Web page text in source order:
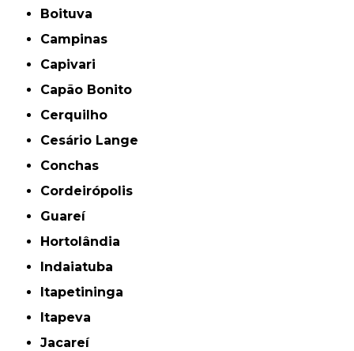
Boituva
Campinas
Capivari
Capão Bonito
Cerquilho
Cesário Lange
Conchas
Cordeirópolis
Guareí
Hortolândia
Indaiatuba
Itapetininga
Itapeva
Jacareí